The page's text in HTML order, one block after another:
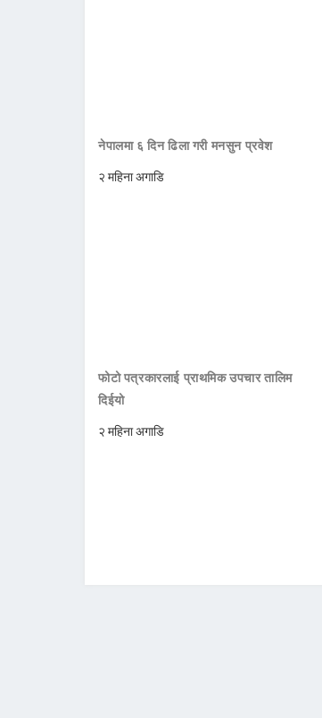
नेपालमा ६ दिन ढिला गरी मनसुन प्रवेश
२ महिना अगाडि
फोटो पत्रकारलाई प्राथमिक उपचार तालिम
दिईयो
२ महिना अगाडि